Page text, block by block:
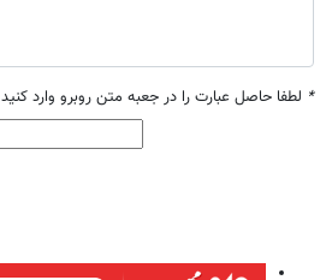
* لطفا حاصل عبارت را در جعبه متن روبرو وارد کنید